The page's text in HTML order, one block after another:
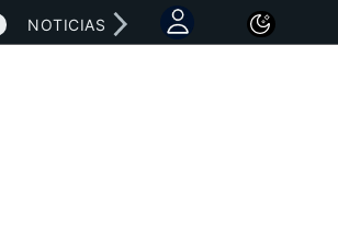
NOTICIAS